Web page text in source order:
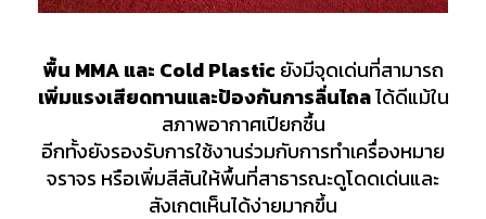
พื้น MMA และ Cold Plastic ยังมีจุดเด่นที่สามารถ
เพิ่มแรงเสียดทานและป้องกันการลื่นไถลได้ดีแม้ใน
สภาพอากาศเปียกชื้น
อีกทั้งยังรองรับการใช้งานร่วมกับการทำเครื่องหมาย
จราจร หรือเพิ่มสีสันให้พื้นที่สาธารณะดูโดดเด่นและ
สังเกตเห็นได้ง่ายมากขึ้น